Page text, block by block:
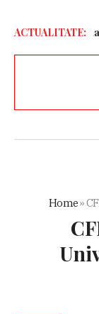
ACTUALITATE:
Gruia! Germania
Home»